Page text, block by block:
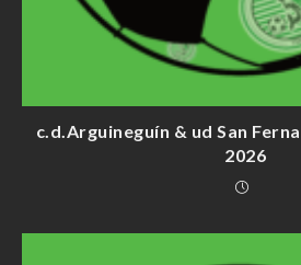
c.d.Arguineguín & ud San
2026